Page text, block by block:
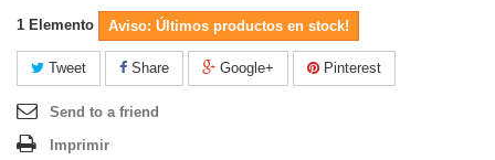
1 Elemento Aviso: Últimos productos en stock!
Tweet Share Google+ Pinterest
Send to a friend
Imprimir